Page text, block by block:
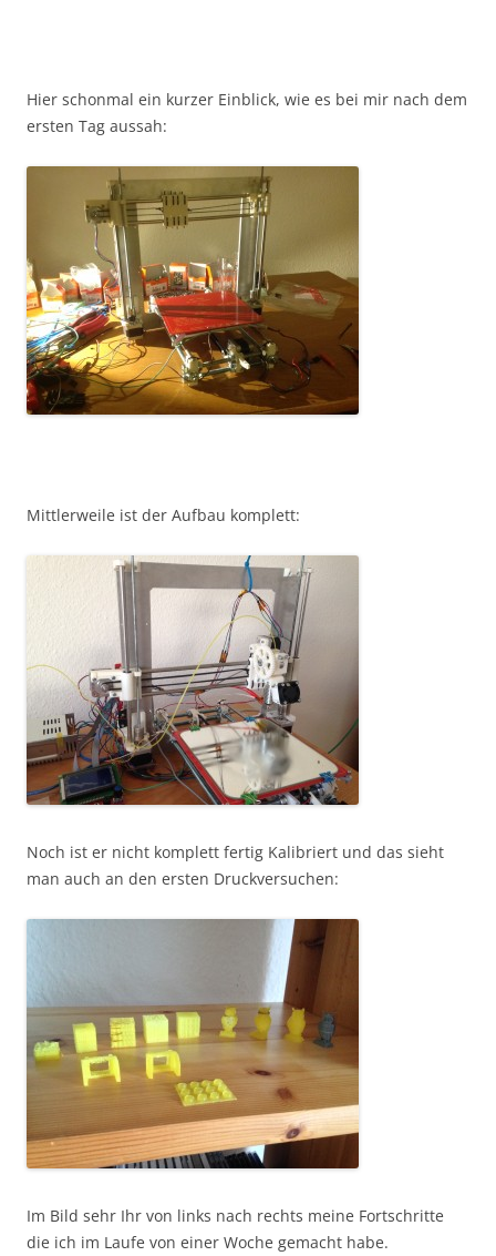
Hier schonmal ein kurzer Einblick, wie es bei mir nach dem
ersten Tag aussah:
Mittlerweile ist der Aufbau komplett:
Noch ist er nicht komplett fertig Kalibriert und das sieht
man auch an den ersten Druckversuchen:
Im Bild sehr Ihr von links nach rechts meine Fortschritte
die ich im Laufe von einer Woche gemacht habe.